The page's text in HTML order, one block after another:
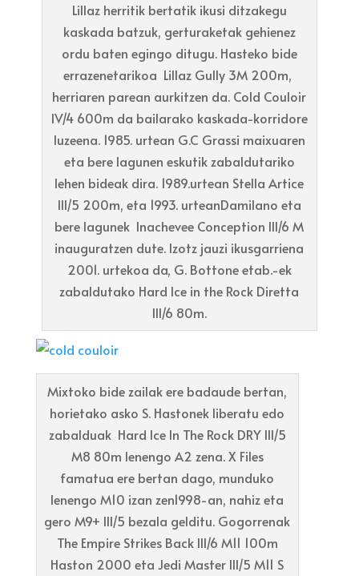
Lillaz herritik bertatik ikusi ditzakegu
kaskada batzuk, gerturaketak gehienez
ordu baten egingo ditugu. Hasteko bide
errazenetarikoa Lillaz Gully 3M 200m,
herriaren parean aurkitzen da. Cold Couloir
IV/4 600m da bailarako kaskada-korridore
luzeena. 1985. urtean G.C Grassi maixuaren
eta bere lagunen eskutik zabaldutariko
lehen bideak dira. 1989.urtean Stella Artice
III/5 200m, eta 1993. urteanDamilano eta
bere lagunek Inachevee Conception III/6 M
inauguratzen dute. Izotz jauzi ikusgarriena
2001. urtekoa da, G. Bottone etab.-ek
zabaldutako Hard Ice in the Rock Diretta
III/6 80m.
Mixtoko bide zailak ere badaude bertan,
horietako asko S. Hastonek liberatu edo
zabalduak Hard Ice In The Rock DRY III/5
M8 80m lenengo A2 zena. X Files
famatua ere bertan dago, munduko
lenengo M10 izan zen1998-an, nahiz eta
gero M9+ III/5 bezala gelditu. Gogorrenak
The Empire Strikes Back III/6 M11 100m
Haston 2000 eta Jedi Master III/5 M11 S